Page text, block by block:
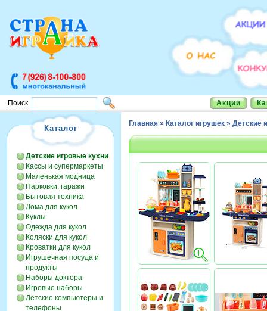
Поиск Акции
Каталог
Детские игровые кухни
Кассы и супермаркеты
Маленькая модница
Парковки, гаражи
Бытовая техника
Дома для кукол
Куклы
Одежда для кукол
Коляски для кукол
Кроватки для кукол
Игрушечная посуда и
продукты
Наборы доктора
Игровые наборы
Детские компьютеры и
телефоны
Главная » Каталог игрушек » Детские